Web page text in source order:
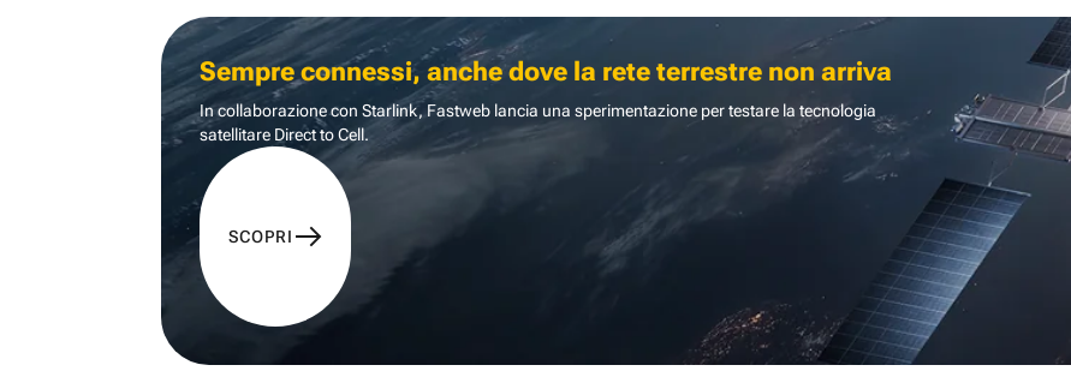
Sempre connessi, anche dove la rete terrestre non arriva
In collaborazione con Starlink, Fastweb lancia una sperimentazione per testare la tecnologia
satellitare Direct to Cell.
SCOPRI